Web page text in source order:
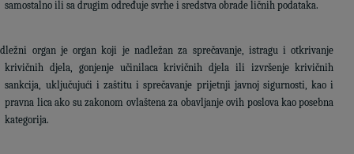
samostalno ili sa drugim određuje svrhe i sredstva obrade ličnih podataka.
organ je organ koji je nadležan za sprečavanje, istragu i otkrivanje
krivičnih djela, gonjenje učinilaca krivičnih djela ili izvršenje krivičnih
sankcija, uključujući i zaštitu i sprečavanje prijetnji javnoj sigurnosti, kao i
pravna lica ako su zakonom ovlaštena za obavljanje ovih poslova kao posebna
kategorija.